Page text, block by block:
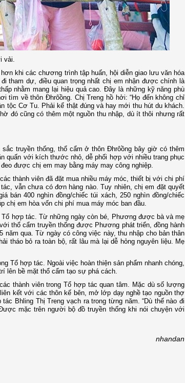
vải.
khi các chương trình tập huấn, hội diễn giao lưu văn hóa
tham dự, điều quan trọng nhất chị em nhận được chính là
nhằm mang lại hiệu quả cao. Đây là những kỹ năng phù
tìm về thôn Đhrôồng. Chị Treng hồ hởi: “Họ đến không chỉ
tộc Cơ Tu. Phải kể thật đúng và hay mới thu hút du khách.
đó cũng có thêm một nguồn thu nhập, dù ít thôi nhưng rất
truyền thống, thổ cẩm ở thôn Đhrôồng bây giờ có thêm
quấn với kích thước nhỏ, dễ phối hợp với nhiều trang phục
được chị em may bằng máy may công nghiệp.
thành viên đã đặt mua nhiều máy móc, thiết bị với chi phí
vẫn chưa có đơn hàng nào. Tuy nhiên, chị em đặt quyết
bán 400 nghìn đồng/chiếc túi xách, 250 nghìn đồng/chiếc
em hòa vốn chi phí mua máy móc ban đầu.
hợp tác. Từ những ngày còn bé, Phương được bà và mẹ
thổ cẩm truyền thống được Phương phát triển, đồng hành
qua. Từ ngày có công việc này, thu nhập cho bản thân
tháo bỏ ra toàn bộ, rất lâu mà lại dễ hỏng nguyên liệu. Mẹ
Tổ hợp tác. Ngoài việc hoàn thiện sản phẩm nhanh chóng,
lên bề mặt thổ cẩm tạo sự phá cách.
thành viên trong Tổ hợp tác quan tâm. Mặc dù số lượng
kết với các thôn kế bên, mở lớp dạy nghề tạo nguồn thợ
Bhling Thị Treng vạch ra trong từng năm. “Dù thế nào đi
mặc trên người bộ đồ truyền thống khi nói chuyện với
nhandan